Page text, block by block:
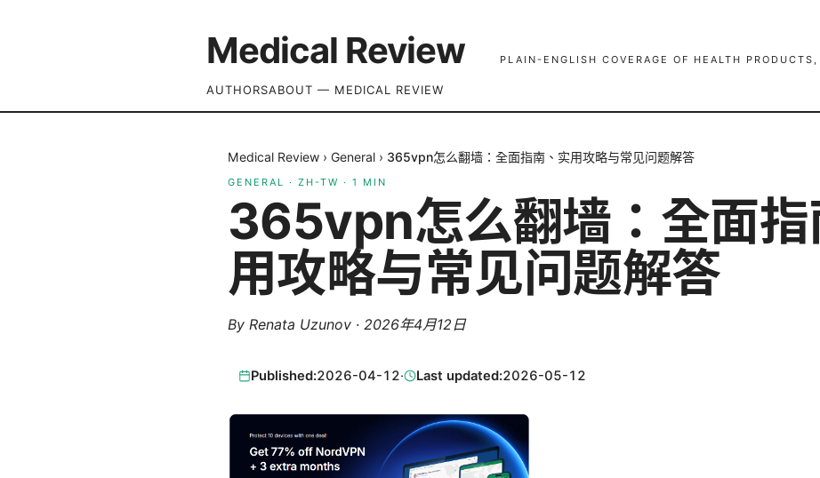
Medical Review PLAIN-ENGLISH COVERAGE OF HEALTH
AUTHORSABOUT — MEDICAL REVIEW
Medical Review › General › 365vpn怎么翻墙：全面指南、实用攻略与常见问题解答
GENERAL · ZH-TW · 1 MIN
365vpn怎么翻墙：全面指
用攻略与常见问题解答
By Renata Uzunov · 2026年4月12日
Published:2026-04-12· Last updated:2026-05-12